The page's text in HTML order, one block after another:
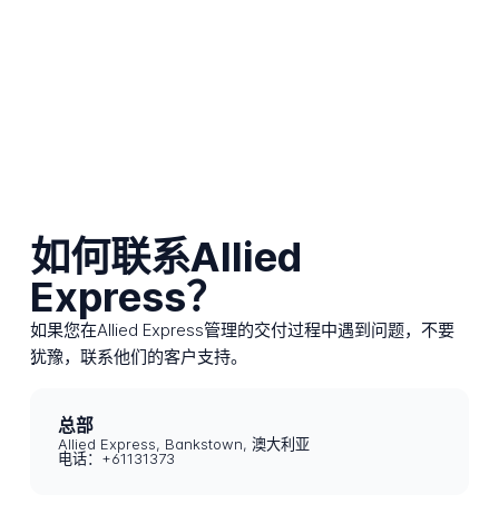
如何联系Allied
Express？
如果您在Allied Express管理的交付过程中遇到问题，不要
犹豫，联系他们的客户支持。
总部
Allied Express, Bankstown, 澳大利亚
电话：+61131373